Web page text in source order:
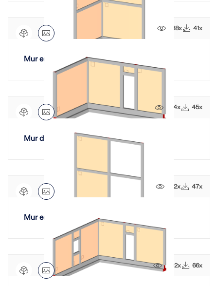
988x 41x
Mur en maçonnerie d'angle incliné
944x 45x
Mur d'angle en maçonnerie avec porte
772x 47x
Mur en maçonnerie à deux étages
1002x 66x